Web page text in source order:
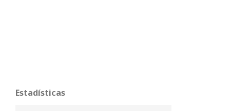
Estadísticas